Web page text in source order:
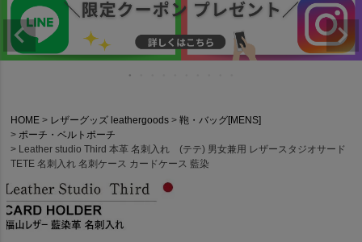
HOME レザーグッズ leathergoods
鞄・バッグ[MENS]
ポーチ・ベルトポーチ
Leather studio Third 本革 名刺入れ (テテ) 男女兼用 レザースタジオサード
TETE 名刺入れ 名刺ケース カードケース 藍染